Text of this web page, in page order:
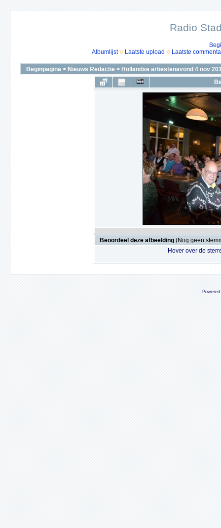
Radio
Albumlijst
Laatste upload Laatste
Beginpagina > Nieuws Redactie > Hollandse artiestenavond 4 nov
Beoordeel deze afbeelding (Nog geen
Hover over de